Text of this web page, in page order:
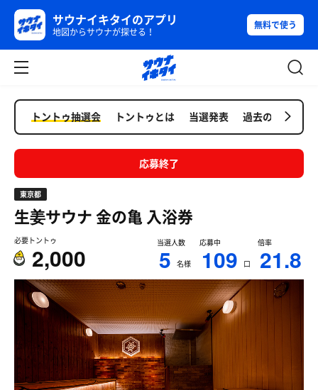
サウナイキタイのアプリ
地図からサウナが探せる！
無料で使う
トントゥ抽選会 トントゥとは 当選発表 過去の抽選会
応募終了
東京都
生姜サウナ 金の亀入浴券
必要トントゥ
2,000
当選人数
5 名様
応募中
109 口
倍率
21.8